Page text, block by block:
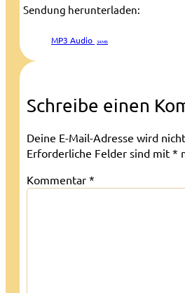
Sendung herunterladen:
MP3 Audio 34 MB
Schreibe einen
Deine E-Mail-Adresse wird
Erforderliche Felder sind mit *
Kommentar *